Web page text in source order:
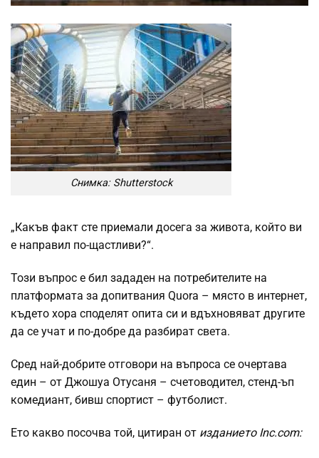
Снимка: Shutterstock
„Какъв факт сте приемали досега за живота, който ви
е направил по-щастливи?“.
Този въпрос е бил зададен на потребителите на
платформата за допитвания Quora – място в интернет,
където хора споделят опита си и вдъхновяват другите
да се учат и по-добре да разбират света.
Сред най-добрите отговори на въпроса се очертава
един – от Джошуа Отусаня – счетоводител, стенд-ъп
комедиант, бивш спортист – футболист.
Ето какво посочва той, цитиран от изданието Inc.com: